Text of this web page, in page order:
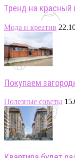
Тренд на красный
Мода и креатив
Покупаем
Полезные советы
Квартира будет